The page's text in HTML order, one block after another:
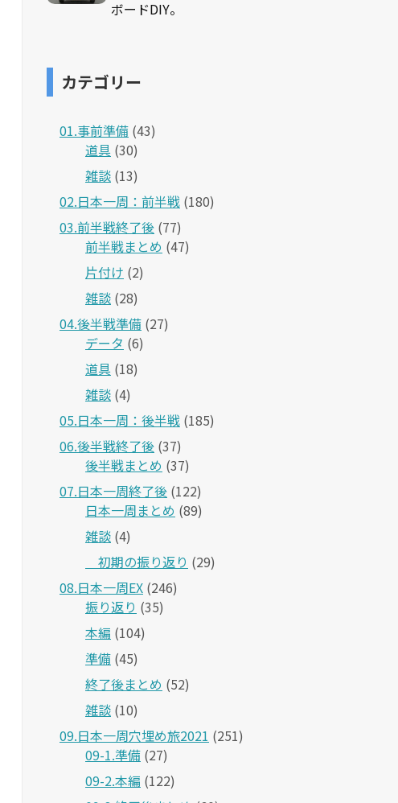
ボードDIY。
カテゴリー
01.事前準備 (43)
道具 (30)
雑談 (13)
02.日本一周：前半戦 (180)
03.前半戦終了後 (77)
前半戦まとめ (47)
片付け (2)
雑談 (28)
04.後半戦準備 (27)
データ (6)
道具 (18)
雑談 (4)
05.日本一周：後半戦 (185)
06.後半戦終了後 (37)
後半戦まとめ (37)
07.日本一周終了後 (122)
日本一周まとめ (89)
雑談 (4)
＿初期の振り返り (29)
08.日本一周EX (246)
振り返り (35)
本編 (104)
準備 (45)
終了後まとめ (52)
雑談 (10)
09.日本一周穴埋め旅2021 (251)
09-1.準備 (27)
09-2.本編 (122)